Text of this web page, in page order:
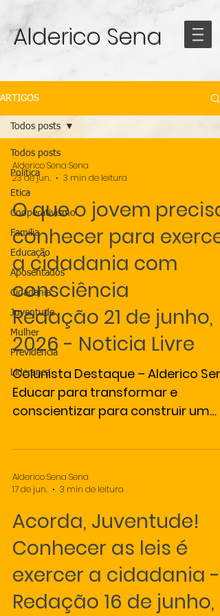
Alderico Sena
ARTIGOS
Todos posts
Politica
Etica
Cooperativismo
Familia
Educação
Aposentados
Cidadania
Juventude
Mulher
Previdencia
Lideranca
Todos posts
Alderico Sena Sena
23 de jun.
3 min de leitura
O que o jovem precisa
conhecer para exercer
a cidadania com
consciência
Redação 21 de junho,
2026 - Noticia Livre
Colunista Destaque – Alderico
Educar para transformar e
conscientizar para construir um
educação e exercício da
imprevisível. Esse futuro está,
Brasil enfrenta uma crise moral,
política e institucional. A sociedade
não suporta mais tantos casos de
corrupção. Diante desse cenário,
cabe uma reflexão: onde estão os
Alderico Sena Sena
17 de jun.
3 min de leitura
Acorda, Juventude!
Conhecer as leis é
exercer a cidadania -
Redação 16 de junho,